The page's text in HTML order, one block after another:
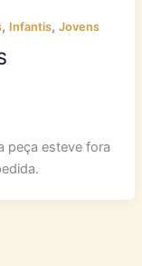
, Infantis, Jovens
peça esteve fora